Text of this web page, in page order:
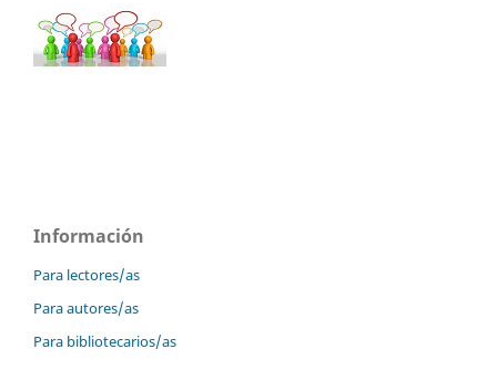
Información
Para lectores/as
Para autores/as
Para bibliotecarios/as